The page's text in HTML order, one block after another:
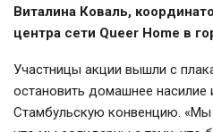
Виталина Коваль,
центра сети Queer Home в
Участницы акции вышли с
остановить домашнее насилие
Стамбульскую конвенцию.